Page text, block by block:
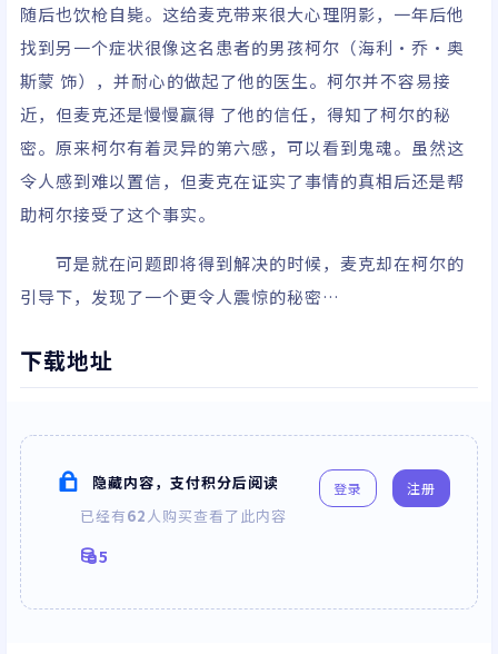
随后也饮枪自毙。这给麦克带来很大心理阴影，一年后他
找到另一个症状很像这名患者的男孩柯尔（海利·乔·奥
斯蒙 饰），并耐心的做起了他的医生。柯尔并不容易接
近，但麦克还是慢慢赢得 了他的信任，得知了柯尔的秘
密。原来柯尔有着灵异的第六感，可以看到鬼魂。虽然这
令人感到难以置信，但麦克在证实了事情的真相后还是帮
助柯尔接受了这个事实。
可是就在问题即将得到解决的时候，麦克却在柯尔的
引导下，发现了一个更令人震惊的秘密…
下载地址
隐藏内容，支付积分后阅读
已经有62人购买查看了此内容
5
登录 注册